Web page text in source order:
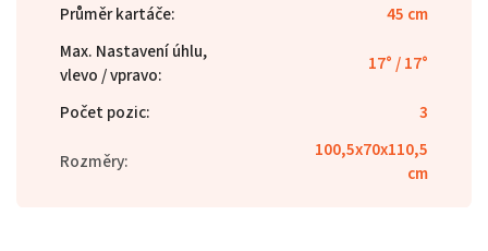
Průměr kartáče:
45 cm
Max. Nastavení úhlu,
vlevo / vpravo: 17° / 17°
Počet pozic: 3
Rozměry:
100,5x70x110,5
cm